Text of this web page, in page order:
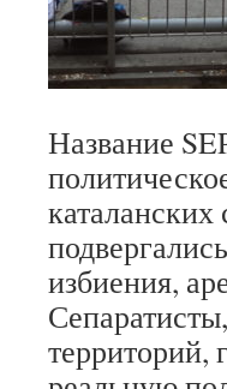
Название
каталанских
избиения,
территорий,